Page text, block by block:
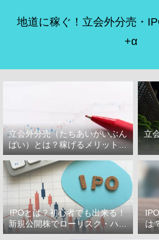
地道に稼ぐ！立会外分売・
+α
立会外分売（たちあいがいぶん
ばい）とは？稼げるメリット・
デメリット
立
IPOとは？初心者でも出来る！
新規公開株でローリスク・ハイ
リターン投資をはじめよう！
は